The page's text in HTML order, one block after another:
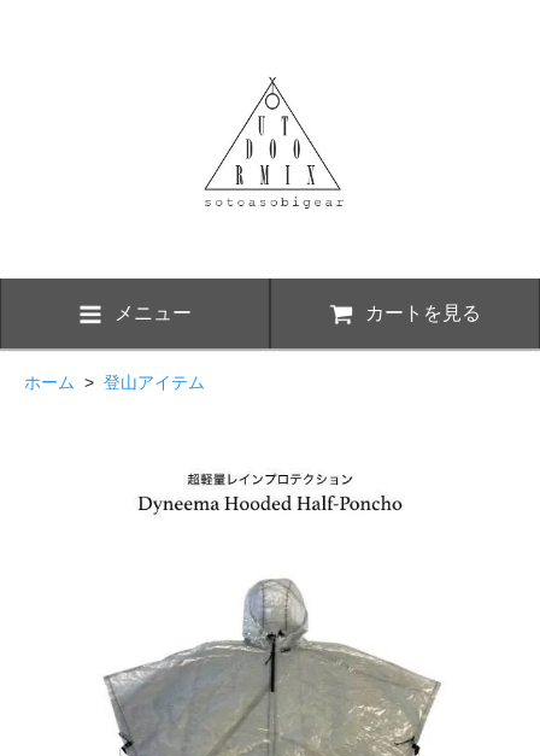
メニュー カートを見る
ホーム > 登山アイテム